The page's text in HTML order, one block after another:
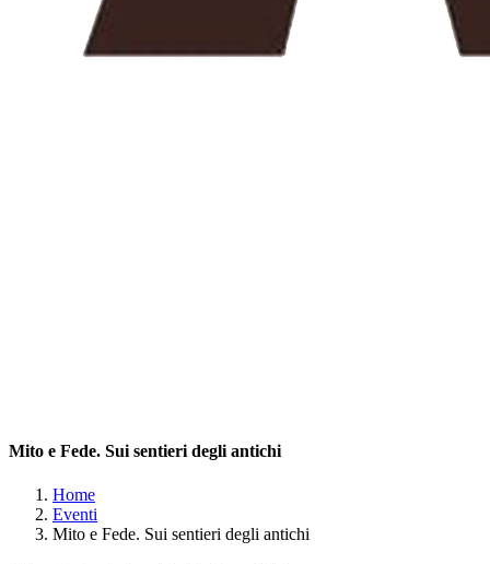
Mito e Fede. Sui sentieri degli antichi
Home
Eventi
Mito e Fede. Sui sentieri degli antichi